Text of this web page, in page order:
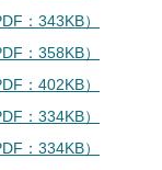
：343KB）
：358KB）
：402KB）
：334KB）
：334KB）